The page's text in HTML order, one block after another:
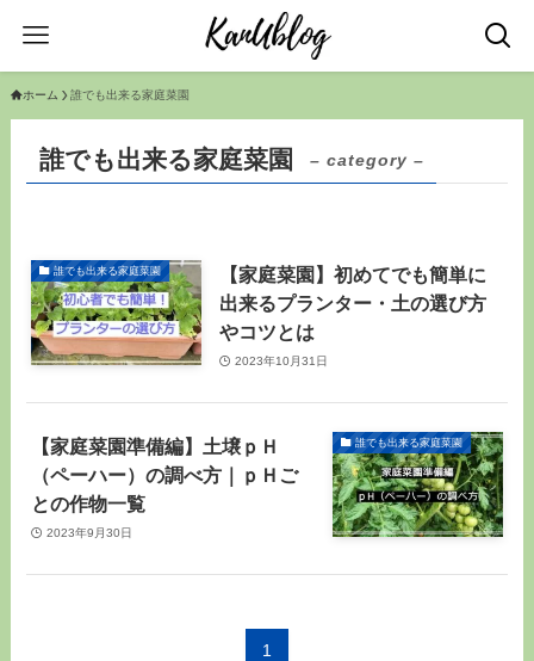
ホーム 誰でも出来る家庭菜園
誰でも出来る家庭菜園 – category –
誰でも出来る家庭菜園
【家庭菜園】初めてでも簡単に
出来るプランター・土の選び方
やコツとは
2023年10月31日
誰でも出来る家庭菜園
【家庭菜園準備編】土壌ｐＨ
（ペーハー）の調べ方｜ｐＨご
との作物一覧
2023年9月30日
1